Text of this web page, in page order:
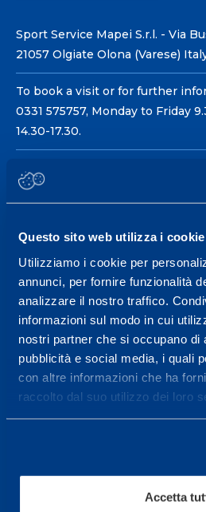
Questo sito web utilizza i cookie
Utilizziamo i cookie per
annunci, per fornire funzionalità
analizzare il nostro traffico.
informazioni sul modo in cui
nostri partner che si occupano di
pubblicità e social media, i quali
con altre informazioni che ha
raccolto dal suo utilizzo dei loro
Accetta
Sport Service Mapei S.r.l. - Via
21057 Olgiate Olona (Varese)
To book a visit or for further
0331 575757, Monday to Friday
14.30-17.30.
RECEPTION OPENING HOURS
From Monday to Friday
08.30 - 18.30
Service center
performance
being.
More